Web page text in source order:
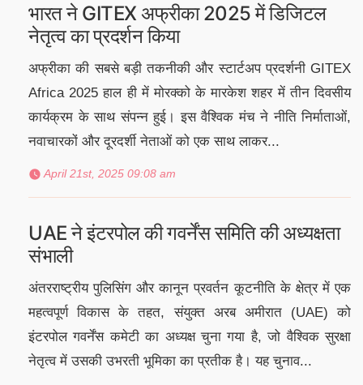
भारत ने GITEX अफ्रीका 2025 में डिजिटल
नेतृत्व का प्रदर्शन किया
अफ्रीका की सबसे बड़ी तकनीकी और स्टार्टअप प्रदर्शनी GITEX
Africa 2025 हाल ही में मोरक्को के मारकेश शहर में तीन दिवसीय
कार्यक्रम के साथ संपन्न हुई। इस वैश्विक मंच ने नीति निर्माताओं,
नवाचारकों और दूरदर्शी नेताओं को एक साथ लाकर...
April 21st, 2025 09:08 am
UAE ने इंटरपोल की गवर्नेंस समिति की अध्यक्षता
संभाली
अंतरराष्ट्रीय पुलिसिंग और कानून प्रवर्तन कूटनीति के क्षेत्र में एक
महत्वपूर्ण विकास के तहत, संयुक्त अरब अमीरात (UAE) को
इंटरपोल गवर्नेंस कमेटी का अध्यक्ष चुना गया है, जो वैश्विक सुरक्षा
नेतृत्व में उसकी उभरती भूमिका का प्रतीक है। यह चुनाव...